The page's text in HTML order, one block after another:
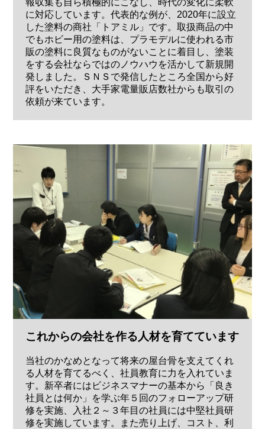
報収集も自ら積極的にこなし、時代の変化に柔軟
に対応しています。代表的な例が、2020年に設立
した塗料の商社「トアミル」です。取扱商品の中
でもホビー用の塗料は、プラモデルに使われる市
販の塗料に良質なものがないことに着目し、塗装
をする会社ならではのノウハウを活かして新規開
発しました。ＳＮＳで発信したところ全国から好
評をいただき、大手家電量販店数社からも取引の
依頼が来ています。
これからの会社を作る人材を育てています
当社のかなめとなって将来の屋台骨を支えてくれ
る人材を育てるべく、社員教育に力を入れていま
す。新卒者にはビジネスマナーの基本から「良き
社員とは何か」を学ぶ年５回のフォローアップ研
修を実施、入社２～３年目の社員には中堅社員研
修を実施しています。また売り上げ、コスト、利